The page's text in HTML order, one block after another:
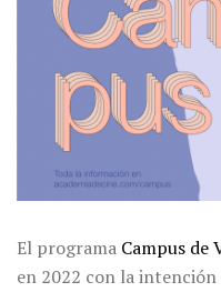
El programa Campus de
en 2022 con la